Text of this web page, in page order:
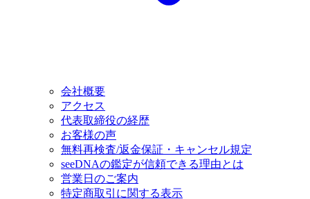
会社概要
アクセス
代表取締役の経歴
お客様の声
無料再検査/返金保証・キャンセル規定
seeDNAの鑑定が信頼できる理由とは
営業日のご案内
特定商取引に関する表示